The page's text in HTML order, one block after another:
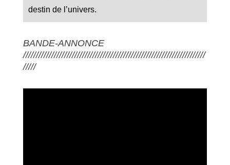
destin de l’univers.
BANDE-ANNONCE
///////////////////////////////////////////////////////////////////////
/////